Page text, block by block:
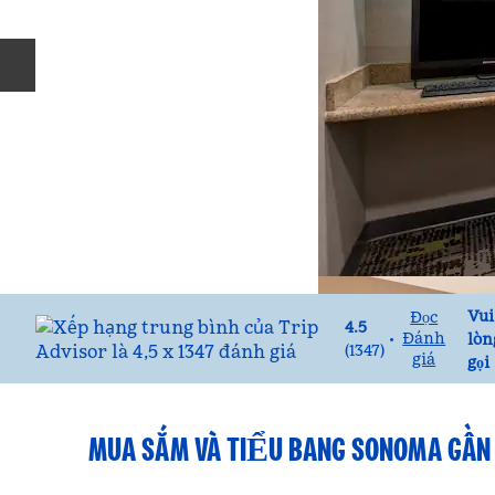
4.5
(1347)
•
Đọc
Đánh
giá
Vui
gọi
Gọi
MUA SẮM VÀ TIỂU BANG SONOMA